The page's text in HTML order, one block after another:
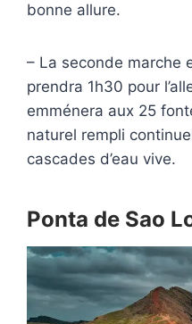
bonne allure.
– La seconde marche
prendra 1h30 pour
emménera aux 25
naturel rempli
cascades d’eau vive.
Ponta de Sao